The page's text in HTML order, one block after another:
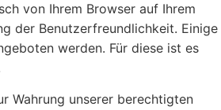
von Ihrem Browser auf Ihrem
der Benutzerfreundlichkeit. Einige
werden. Für diese ist es
Wahrung unserer berechtigten